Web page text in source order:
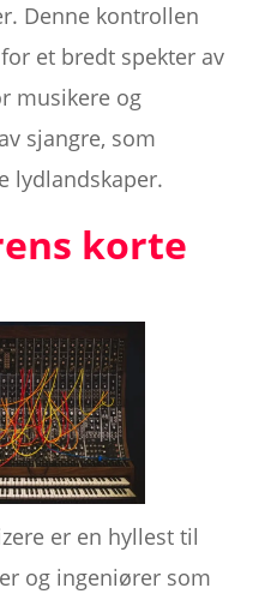
Denne kontrollen
et bredt spekter av
musikere og
sjangre, som
lydlandskaper.
korte
er en hyllest til
og ingeniører som